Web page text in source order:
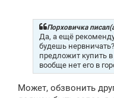
Порховичка
Да, а ещё
будешь
предложит купить
вообще нет его в
Может, обзвонить